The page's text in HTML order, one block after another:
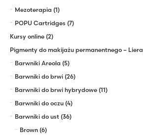
Mezoterapia (1)
POPU Cartridges (7)
Kursy online (2)
Pigmenty do makijażu permanentnego – Liera
Barwniki Areola (5)
Barwniki do brwi (26)
Barwniki do brwi hybrydowe (11)
Barwniki do oczu (4)
Barwniki do ust (36)
Brown (6)